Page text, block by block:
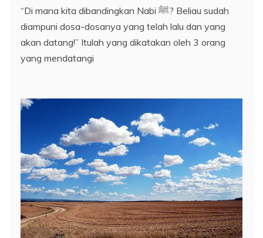
“Di mana kita dibandingkan Nabi ﷺ? Beliau sudah
diampuni dosa-dosanya yang telah lalu dan yang
akan datang!” Itulah yang dikatakan oleh 3 orang
yang mendatangi